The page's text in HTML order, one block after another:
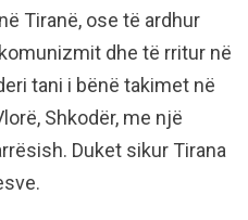
Tiranë, ose të ardhur
dhe të rritur në
tani i bënë takimet në
Shkodër, me një
Duket sikur Tirana